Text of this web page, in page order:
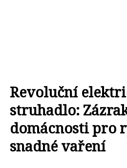
Revoluční
struhadlo:
domácnosti pro
snadné vaření